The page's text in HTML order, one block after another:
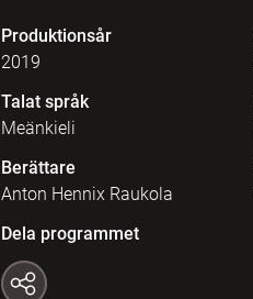
Produktionsår
2019
Talat språk
Meänkieli
Berättare
Anton Hennix Raukola
Dela programmet